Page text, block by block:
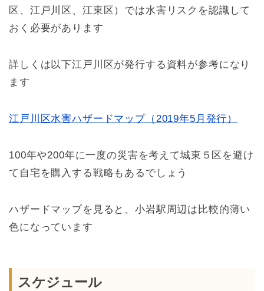
区、江戸川区、江東区）では水害リスクを認識して
おく必要があります
詳しくは以下江戸川区が発行する資料が参考になり
ます
江戸川区水害ハザードマップ（2019年5月発行）
100年や200年に一度の災害を考えて城東５区を避け
て自宅を購入する戦略もあるでしょう
ハザードマップを見ると、小岩駅周辺は比較的薄い
色になっています
スケジュール